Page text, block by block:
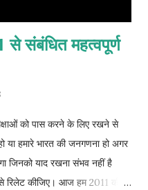
संबंधित महत्वपूर्ण
को पास करने के लिए रखने से
या हमारे भारत की जनगणना हो अगर
जिनको याद रखना संभव नहीं है
कीजिए। आज हम 2011 की